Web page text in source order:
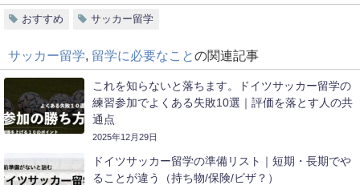
おすすめ サッカー留学
サッカー留学 留学に必要なことの関連記事
これを知らないと落ちます。ドイツサッカー留学の
練習参加でよくある失敗10選｜評価を落とす人の共
通点
2025年12月29日
ドイツサッカー留学の準備リスト｜短期・長期でや
ることが違う（持ち物/保険/ビザ？）